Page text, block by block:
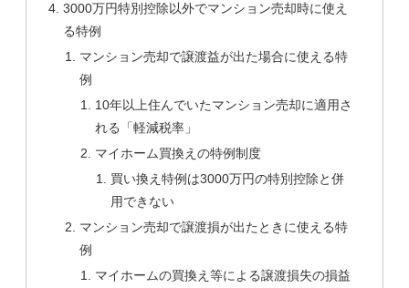
3000万円特別控除以外でマンション売却時に使え
る特例
マンション売却で譲渡益が出た場合に使える特
例
10年以上住んでいたマンション売却に適用さ
れる「軽減税率」
マイホーム買換えの特例制度
買い換え特例は3000万円の特別控除と併
用できない
マンション売却で譲渡損が出たときに使える特
例
マイホームの買換え等による譲渡損失の損益